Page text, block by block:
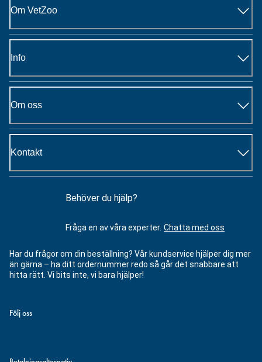
Om VetZoo
Info
Om oss
Kontakt
Behöver du hjälp?
Fråga en av våra experter. Chatta med oss
Har du frågor om din beställning? Vår kundservice hjälper dig mer
än gärna – ha ditt ordernummer redo så går det snabbare att
hitta rätt. Vi bits inte, vi bara hjälper!
Följ oss